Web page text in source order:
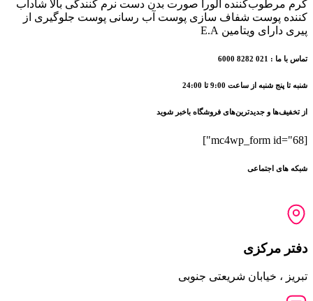
کرم مرطوب‌کننده آلورا صورت بدن دست نرم کنندگی بالا شاداب
کننده پوست شفاف سازی پوست آب رسانی پوست جلوگیری از
پیری دارای ویتامین E.A
تماس با ما : 021 8282 6000
شنبه تا پنج شنبه از ساعت 9:00 تا 24:00
از تخفیف‌ها و جدیدترین‌های فروشگاه باخبر شوید
[mc4wp_form id="68"]
شبکه های اجتماعی
دفتر مرکزی
تبریز ، خیابان شریعتی جنوبی